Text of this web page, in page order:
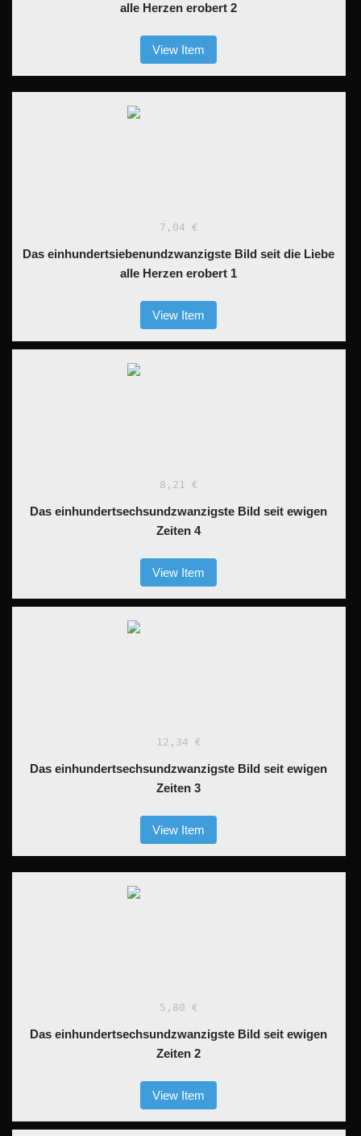
alle Herzen erobert 2
View Item
7,04 €
Das einhundertsiebenundzwanzigste Bild seit die Liebe
alle Herzen erobert 1
View Item
8,21 €
Das einhundertsechsundzwanzigste Bild seit ewigen
Zeiten 4
View Item
12,34 €
Das einhundertsechsundzwanzigste Bild seit ewigen
Zeiten 3
View Item
5,80 €
Das einhundertsechsundzwanzigste Bild seit ewigen
Zeiten 2
View Item